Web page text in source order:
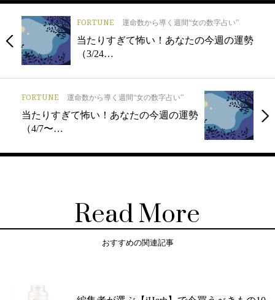
FORTUNE 運命数から導く週間“女の数字占い”
当たりすぎて怖い！あなたの今週の運勢
（3/24…
FORTUNE 運命数から導く週間“女の数字占い”
当たりすぎて怖い！あなたの今週の運勢
（4/7〜…
Read More
おすすめの関連記事